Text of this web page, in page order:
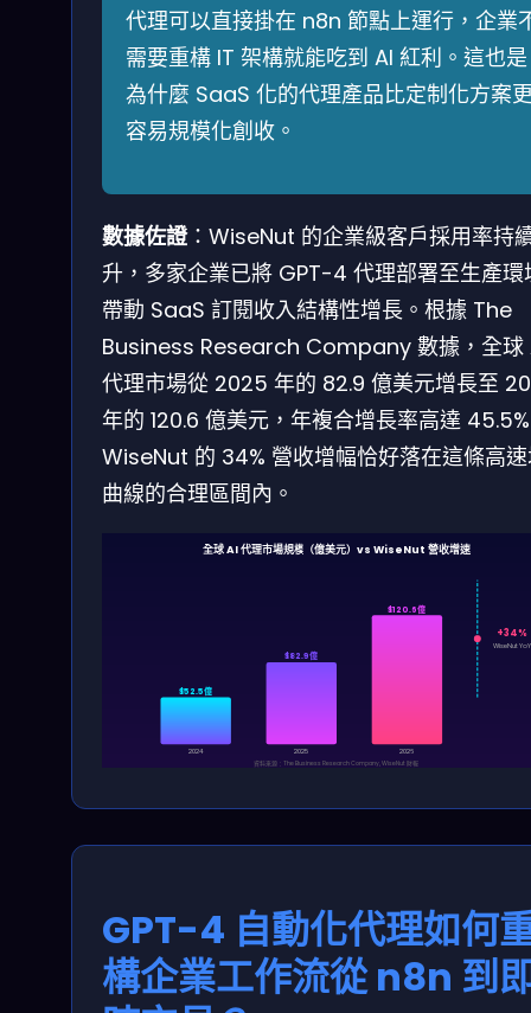
代理可以直接掛在 n8n 節點上運行，企業
需要重構 IT 架構就能吃到 AI 紅利。這也是
為什麼 SaaS 化的代理產品比定制化方案
容易規模化創收。
數據佐證：WiseNut 的企業級客戶採用率持
升，多家企業已將 GPT-4 代理部署至生產環
帶動 SaaS 訂閱收入結構性增長。根據 The
Business Research Company 數據，全球
代理市場從 2025 年的 82.9 億美元增長至
年的 120.6 億美元，年複合增長率高達
WiseNut 的 34% 營收增幅恰好落在這條高
曲線的合理區間內。
全球 AI 代理市場規模（億美元）vs WiseNut 營收增速
$52.5億
2024
$82.9億
2025
$120.6億
2026
+34%
WiseNut YoY
資料來源：The Business Research Company, WiseNut 財報
GPT-4 自動化代理如何
構企業工作流從 n8n 到